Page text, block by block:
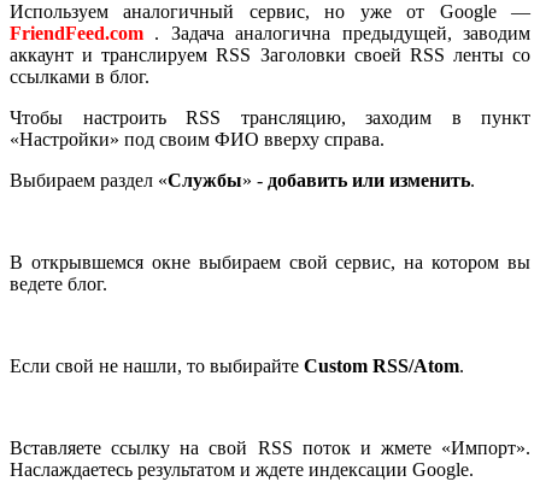
Используем аналогичный сервис, но уже от Google —
FriendFeed.com . Задача аналогична предыдущей, заводим
аккаунт и транслируем RSS Заголовки своей RSS ленты со
ссылками в блог.
Чтобы настроить RSS трансляцию, заходим в пункт
«Настройки» под своим ФИО вверху справа.
Выбираем раздел «Службы» - добавить или изменить.
В открывшемся окне выбираем свой сервис, на котором вы
ведете блог.
Если свой не нашли, то выбирайте Custom RSS/Atom.
Вставляете ссылку на свой RSS поток и жмете «Импорт».
Наслаждаетесь результатом и ждете индексации Google.